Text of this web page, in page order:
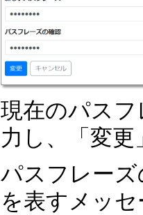
現在のパス
力し、「変
パスフレー
を表すメッ